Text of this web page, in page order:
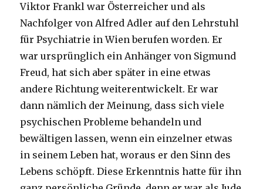
Viktor Frankl war Österreicher und als
Nachfolger von Alfred Adler auf den Lehrstuhl
für Psychiatrie in Wien berufen worden. Er
war ursprünglich ein Anhänger von Sigmund
Freud, hat sich aber später in eine etwas
andere Richtung weiterentwickelt. Er war
dann nämlich der Meinung, dass sich viele
psychischen Probleme behandeln und
bewältigen lassen, wenn ein einzelner etwas
in seinem Leben hat, woraus er den Sinn des
Lebens schöpft. Diese Erkenntnis hatte für ihn